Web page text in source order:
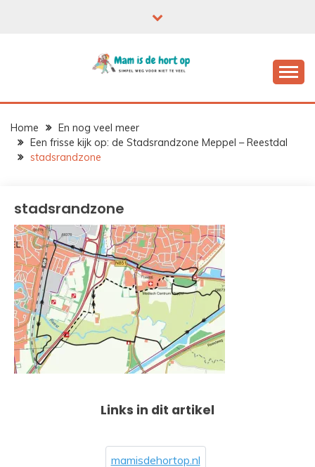
Home
En nog veel meer
Een frisse kijk op: de Stadsrandzone Meppel – Reestdal
stadsrandzone
stadsrandzone
Links in dit artikel
mamisdehortop.nl